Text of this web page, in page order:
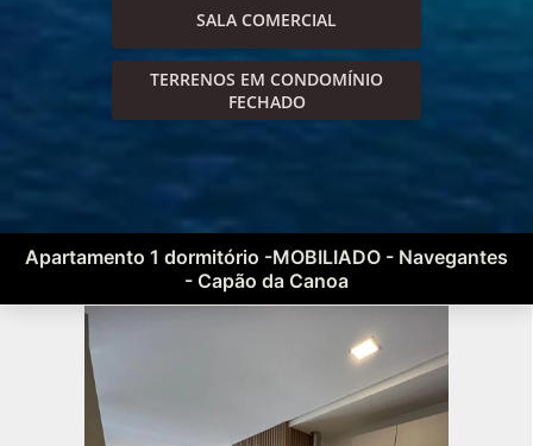
SALA COMERCIAL
TERRENOS EM CONDOMÍNIO
FECHADO
Apartamento 1 dormitório -MOBILIADO - Navegantes
- Capão da Canoa